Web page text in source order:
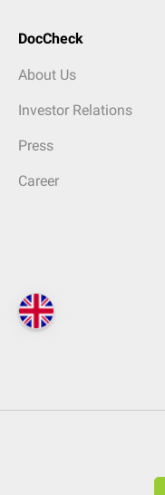
DocCheck
About Us
Investor Relations
Press
Career